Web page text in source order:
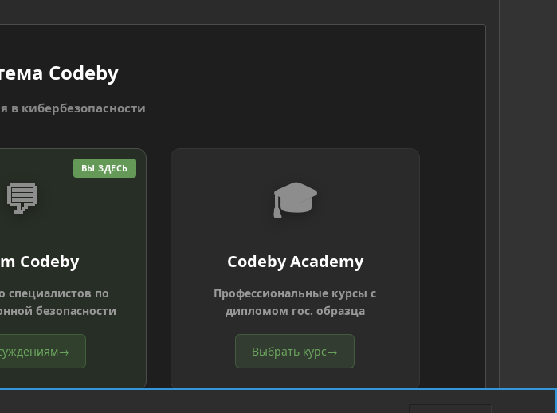
Codeby
в кибербезопасности
ВЫ ЗДЕСЬ
💬
Codeby
специалистов по
безопасности
→
🎓
Codeby Academy
Профессиональные курсы с
дипломом гос. образца
Выбрать курс→